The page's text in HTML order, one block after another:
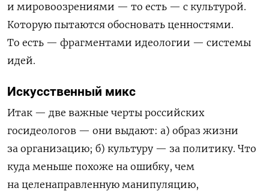
и мировоозрениями — то есть — с культурой.
Которую пытаются обосновать ценностями.
То есть — фрагментами идеологии — системы
идей.
Искусственный микс
Итак — две важные черты российских
госидеологов — они выдают: а) образ жизни
за организацию; б) культуру — за политику. Что
куда меньше похоже на ошибку, чем
на целенаправленную манипуляцию,